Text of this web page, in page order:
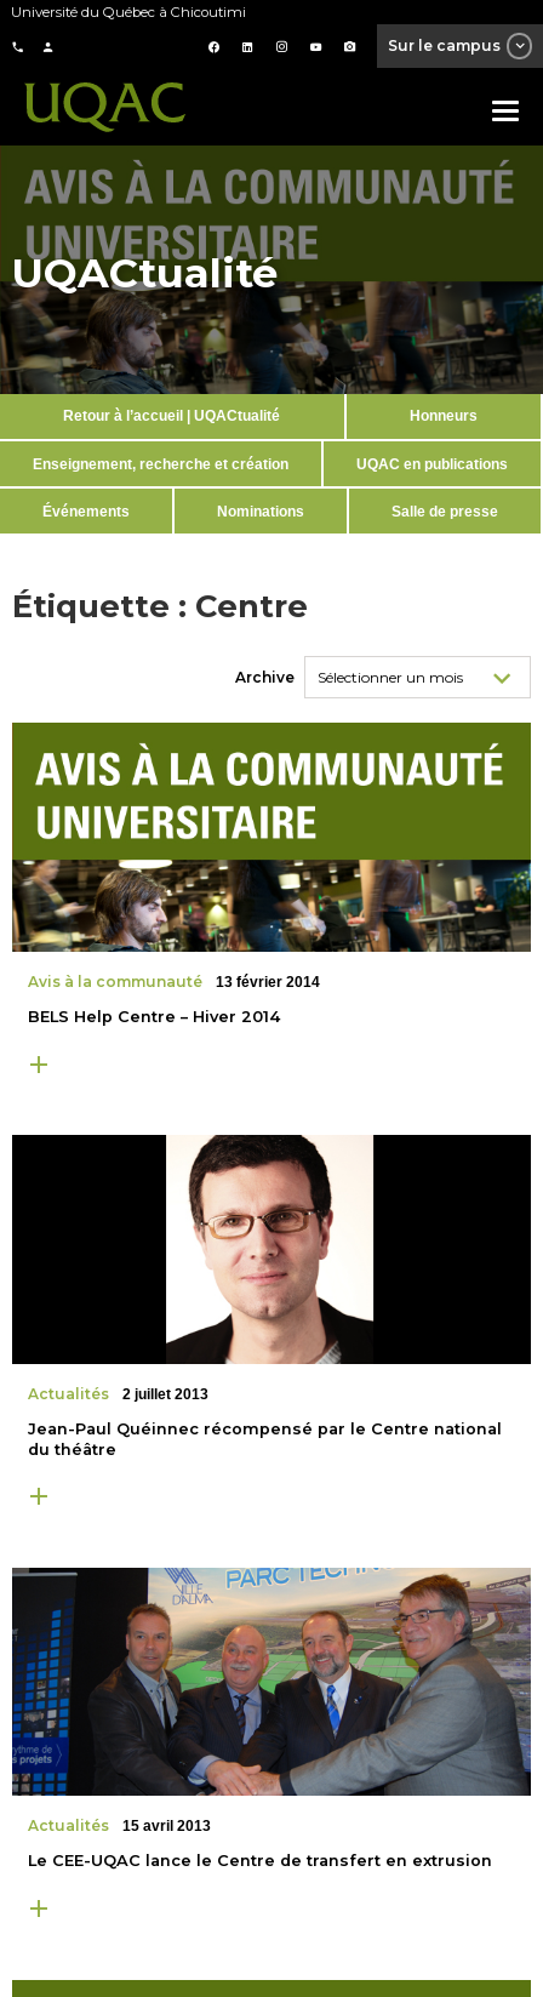
Université du Québec à Chicoutimi
Sur le campus
UQACtualité
Retour à l’accueil | UQACtualité Honneurs
Enseignement, recherche et création UQAC en publications
Événements Nominations Salle de presse
Étiquette : Centre
Archive
Avis à la communauté 13 février 2014
BELS Help Centre – Hiver 2014
Actualités 2 juillet 2013
Jean-Paul Quéinnec récompensé par le Centre national
du théâtre
Actualités 15 avril 2013
Le CEE-UQAC lance le Centre de transfert en extrusion